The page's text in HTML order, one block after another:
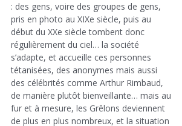
: des gens, voire des groupes de gens,
pris en photo au XIXe siècle, puis au
début du XXe siècle tombent donc
régulièrement du ciel… la société
s’adapte, et accueille ces personnes
tétanisées, des anonymes mais aussi
des célébrités comme Arthur Rimbaud,
de manière plutôt bienveillante… mais au
fur et à mesure, les Grêlons deviennent
de plus en plus nombreux, et la situation